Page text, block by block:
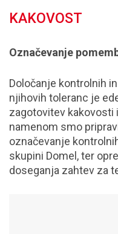
KAKOVOST
Označevanje
Določanje kontrolnih
njihovih toleranc je
zagotovitev kakovosti
namenom smo
označevanje
skupini Domel, ter
doseganja zahtev za